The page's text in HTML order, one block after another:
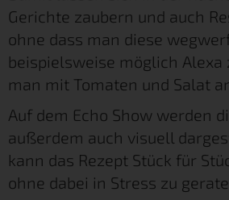
Gerichte zaubern und auch
ohne dass man diese
beispielsweise möglich Alexa
man mit Tomaten und Salat
Auf dem Echo Show werden
außerdem auch visuell
kann das Rezept Stück für
ohne dabei in Stress zu